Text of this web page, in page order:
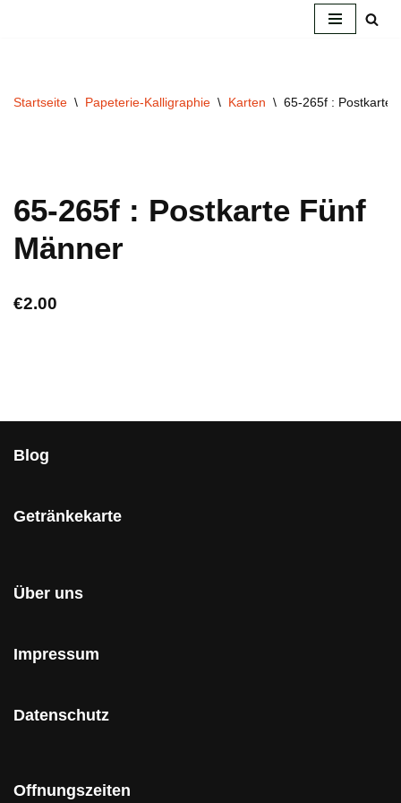
Startseite \ Papeterie-Kalligraphie \ Karten \ 65-265f : Postkarte
65-265f : Postkarte Fünf
Männer
€2.00
Blog
Getränkekarte
Über uns
Impressum
Datenschutz
Offnungszeiten